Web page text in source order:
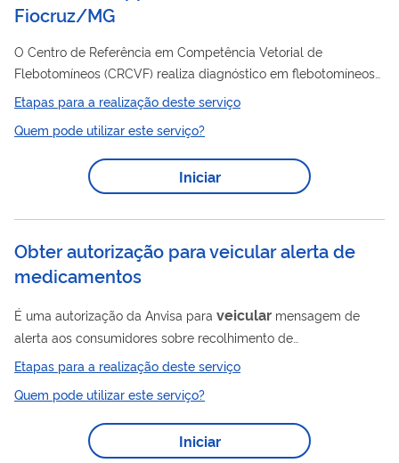
Fiocruz/MG
O Centro de Referência em Competência Vetorial de
Flebotomíneos (CRCVF) realiza diagnóstico em flebotomíneos
infectados por Leishmania sp. Neste contexto, é fundamental
flebotomíneos presentes no ambiente, de forma a
compreender a epidemiologia das leishmanioses e auxiliar o
controle efetivo da doença. A detecção de infecção por
fundamental importância para determinar a espécie do
parasito...
Etapas para a realização deste serviço
Quem pode utilizar este serviço?
Iniciar
Obter autorização para veicular alerta de
medicamentos
É uma autorização da Anvisa para veicular mensagem de
alerta aos consumidores sobre recolhimento de
medicamentos. Deve ser solicitada pelas empresas sempre
que for identificado algum desvio de qualidade ou outro motivo
que comprometa a segurança e eficácia do medicamento. A
mensagem deve ser compreensível aos consumidores,
descrevendo o tipo de desvio e os riscos a eles inerentes, bem
Etapas para a realização deste serviço
Quem pode utilizar este serviço?
Iniciar